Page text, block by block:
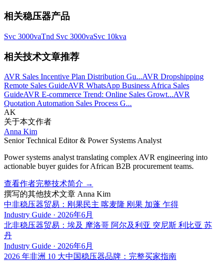
相关稳压器产品
Svc 3000vaTnd Svc 3000vaSvc 10kva
相关技术文章推荐
AVR Sales Incentive Plan Distribution Gu...AVR Dropshipping
Remote Sales GuideAVR WhatsApp Business Africa Sales
GuideAVR E-commerce Trend: Online Sales Growt...AVR
Quotation Automation Sales Process G...
AK
关于本文作者
Anna Kim
Senior Technical Editor & Power Systems Analyst
Power systems analyst translating complex AVR engineering into
actionable buyer guides for African B2B procurement teams.
查看作者完整技术简介 →
撰写的其他技术文章 Anna Kim
中非稳压器贸易：刚果民主 喀麦隆 刚果 加蓬 乍得
Industry Guide · 2026年6月
北非稳压器贸易：埃及 摩洛哥 阿尔及利亚 突尼斯 利比亚 苏
丹
Industry Guide · 2026年6月
2026 年非洲 10 大中国稳压器品牌：完整买家指南